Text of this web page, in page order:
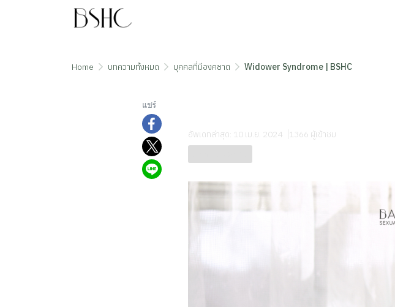
Home บทความทั้งหมด บุคคลที่มีองคชาต Widower Syndrome | BSHC
แชร์
อัพเดทล่าสุด: 10 เม.ย. 2024
1366 ผู้เข้าชม